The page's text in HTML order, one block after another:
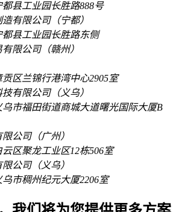
县工业园长胜路888号
有限公司（宁都）
县工业园长胜路东侧
限公司（赣州）
区兰锦行港湾中心2905室
有限公司（义乌）
乌市福田街道商城大道曙光国际大厦B
公司（广州）
区聚龙工业区12栋506室
公司（义乌）
市稠州纪元大厦2206室